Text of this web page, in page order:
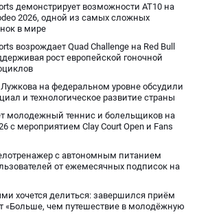
демонстрирует возможности AT10 на
2026, одной из самых сложных
в мире
возрождает Quad Challenge на Red Bull
рост европейской гоночной
на федеральном уровне обсудили
и технологическое развитие страны
молодежный теннис и болельщиков на
с мероприятием Clay Court Open и Fans
с автономным питанием
от ежемесячных подписок на
хочется делиться: завершился приём
«Больше, чем путешествие в молодёжную